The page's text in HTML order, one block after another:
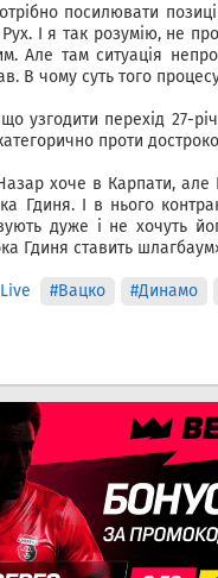
посилювати
І я так розумію, не
Але там ситуація
В чому суть того
узгодити перехід 27-
проти
хоче в Карпати, але
Гдиня. І в нього
дуже і не хочуть
Гдиня ставить
#Вацко #Динамо